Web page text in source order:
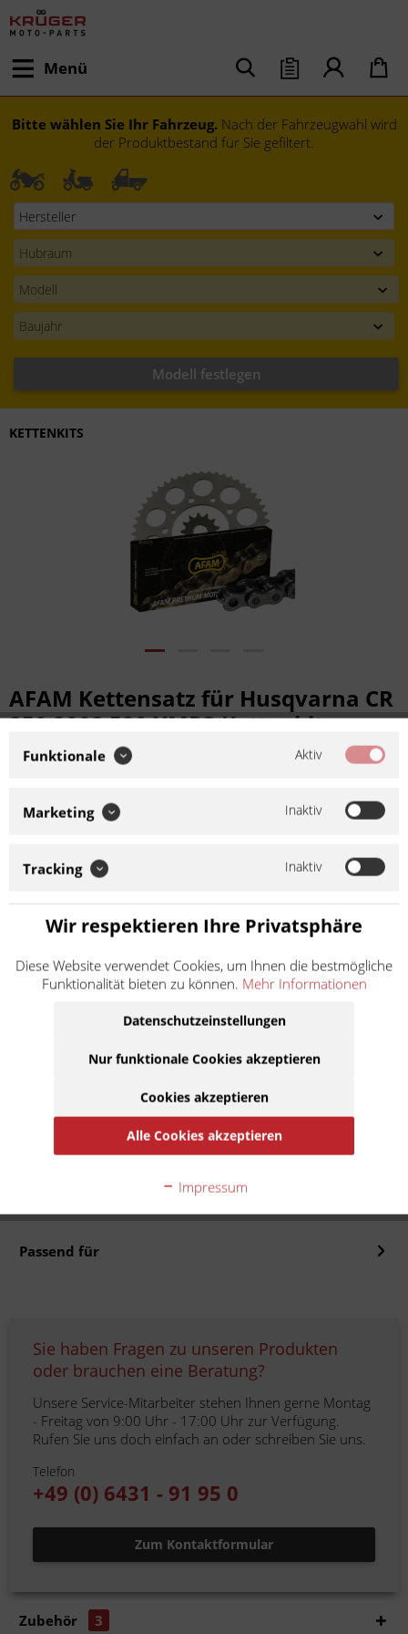
Menü
Bitte wählen Sie Ihr Fahrzeug. Nach der Fahrzeugwahl wird
der Produktbestand für Sie gefiltert.
Modell festlegen
KETTENKITS
AFAM Kettensatz für Husqvarna CR
250 2002 520 XMR3 Kettenkit
Artikel-Nr.:KKF-37488
Kettenkit bzw. Kettensatz für
zugewiesenes Modell gem. Artikelnamen. Der Kettenkit besteht
Spezifikationen des Kits mitgeteilt werden. Die Kette wird offen
mit einem...
inkl. MwSt.zzgl. Versandkosten
Beschreibung
Kettenkit bzw. Kettensatz für zugewiesenes Modell gem.
Passend für
Sie haben Fragen zu unseren Produkten
oder brauchen eine Beratung?
Unsere Service-Mitarbeiter stehen Ihnen gerne Montag
- Freitag von 9:00 Uhr - 17:00 Uhr zur Verfügung.
Rufen Sie uns doch einfach an oder schreiben Sie uns.
Telefon
+49 (0) 6431 - 91 95 0
Zum Kontaktformular
Zubehör 3
Funktionale Aktiv
Marketing Inaktiv
Tracking Inaktiv
Wir respektieren Ihre Privatsphäre
Diese Website verwendet Cookies, um Ihnen die bestmögliche
Funktionalität bieten zu können. Mehr Informationen
Datenschutzeinstellungen
Nur funktionale Cookies akzeptieren
Cookies akzeptieren
Alle Cookies akzeptieren
Impressum